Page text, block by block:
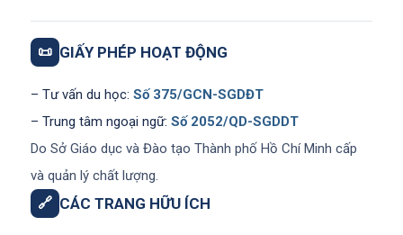
📜 GIẤY PHÉP HOẠT ĐỘNG
– Tư vấn du học: Số 375/GCN-SGDĐT
– Trung tâm ngoại ngữ: Số 2052/QD-SGDDT
Do Sở Giáo dục và Đào tạo Thành phố Hồ Chí Minh cấp
và quản lý chất lượng.
🔗 CÁC TRANG HỮU ÍCH